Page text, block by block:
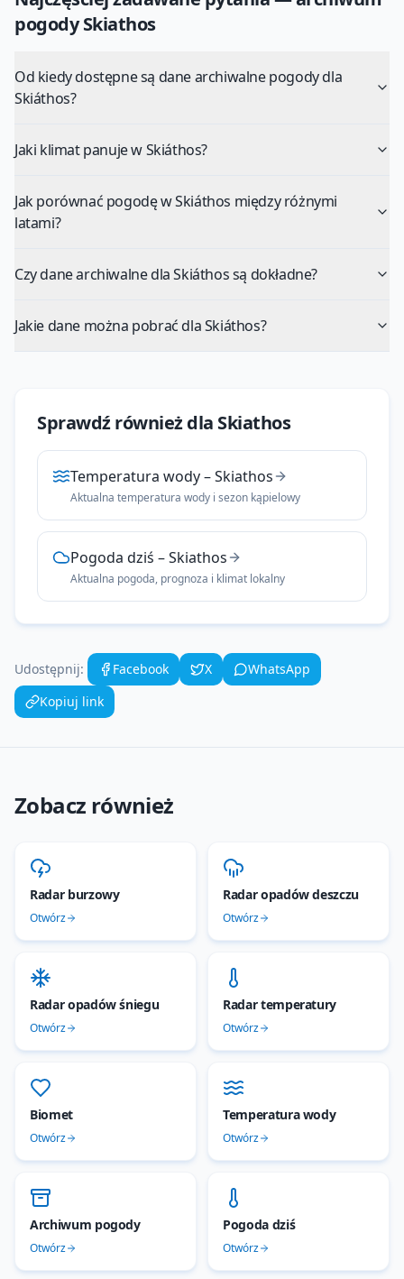
pogodySkiathos
Od kiedy dostępne są dane archiwalne pogody dla
Skiáthos?
Jaki klimat panuje w Skiáthos?
Jak porównać pogodę w Skiáthos między różnymi
latami?
Czy dane archiwalne dla Skiáthos są dokładne?
Jakie dane można pobrać dla Skiáthos?
Sprawdź również dla Skiathos
Temperatura wody–Skiathos
Aktualna temperatura wody i sezon kąpielowy
Pogoda dziś –Skiathos
Aktualna pogoda, prognoza i klimat lokalny
Udostępnij: Facebook X
WhatsApp
Kopiuj link
Zobacz również
Radar burzowy
Otwórz
Radar opadów deszczu
Otwórz
Radar opadów śniegu
Otwórz
Radar temperatury
Otwórz
Biomet
Otwórz
Temperatura wody
Otwórz
Archiwum pogody
Otwórz
Pogoda dziś
Otwórz